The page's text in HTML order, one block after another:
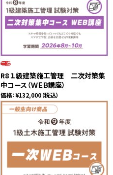
二次
R8 １級建築施工管理 二次対策集
中コース（ＷＥＢ講座）
価格：¥132,000（税込）